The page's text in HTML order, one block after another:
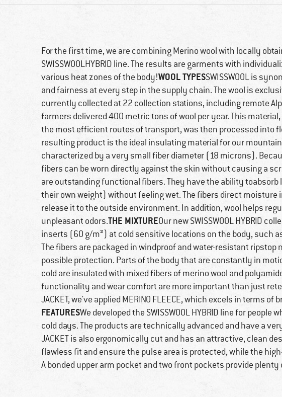
For the first time, we are combining Merino wool with locally
SWISSWOOLHYBRID line. The results are garments with
various heat zones of the body!WOOL TYPESSWISSWOOL is
and fairness at every step in the supply chain. The wool is
currently collected at 22 collection stations, including remote
farmers delivered 400 metric tons of wool per year. This
the most efficient routes of transport, was then processed into
resulting product is the ideal insulating material for our mountain
characterized by a very small fiber diameter (18 microns).
fibers can be worn directly against the skin without causing a
are outstanding functional fibers. They have the ability
their own weight) without feeling wet. The fibers direct moisture
release it to the outside environment. In addition, wool helps
unpleasant odors.THE MIXTUREOur new SWISSWOOL HYBRID
inserts (60 g/m²) at cold sensitive locations on the body, such
The fibers are packaged in windproof and water-resistant ripstop
possible protection. Parts of the body that are constantly in
cold are insulated with mixed fibers of merino wool and
functionality and wear comfort are more important than just
JACKET, we've applied MERINO FLEECE, which excels in terms
FEATURESWe developed the SWISSWOOL HYBRID line for
cold days. The products are technically advanced and have a
JACKET is also ergonomically cut and has an attractive, clean
flawless fit and ensure the pulse area is protected, while the
A bonded upper arm pocket and two front pockets provide plenty